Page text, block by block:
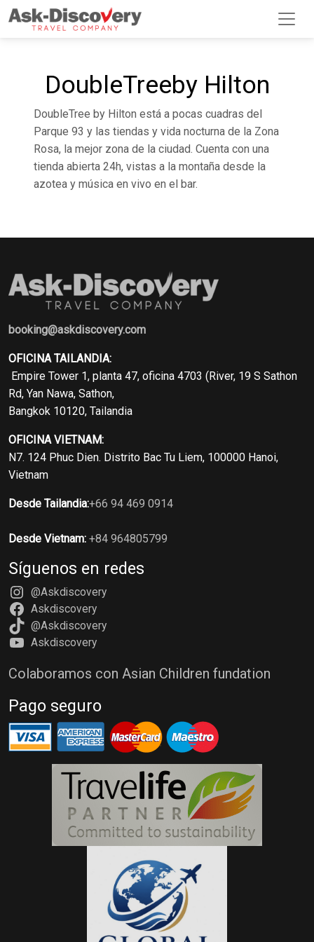
DoubleTreeby Hilton
DoubleTree by Hilton está a pocas cuadras del
Parque 93 y las tiendas y vida nocturna de la Zona
Rosa, la mejor zona de la ciudad. Cuenta con una
tienda abierta 24h, vistas a la montaña desde la
azotea y música en vivo en el bar.
booking@askdiscovery.com
OFICINA TAILANDIA:
Empire Tower 1, planta 47, oficina 4703 (River, 19 S Sathon
Rd, Yan Nawa, Sathon,
Bangkok 10120, Tailandia
OFICINA VIETNAM:
N7. 124 Phuc Dien. Distrito Bac Tu Liem, 100000 Hanoi,
Vietnam
Desde Tailandia:+66 94 469 0914
Desde Vietnam: +84 964805799
Síguenos en redes
@Askdiscovery
Askdiscovery
@Askdiscovery
Askdiscovery
Colaboramos con Asian Children fundation
Pago seguro